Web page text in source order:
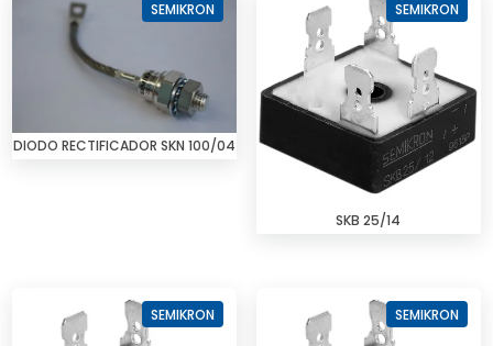
SEMIKRON
DIODO RECTIFICADOR SKN 100/04
SEMIKRON
SKB 25/14
SEMIKRON SEMIKRON